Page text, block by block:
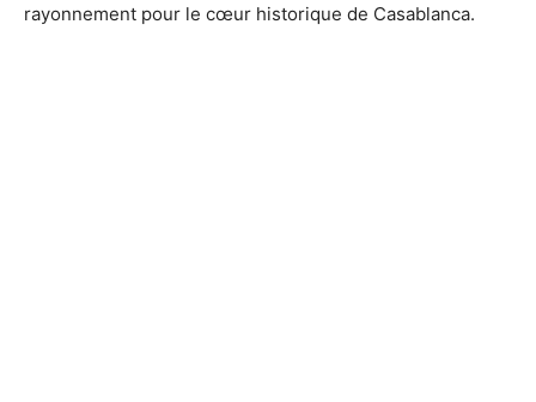
rayonnement pour le cœur historique de Casablanca.